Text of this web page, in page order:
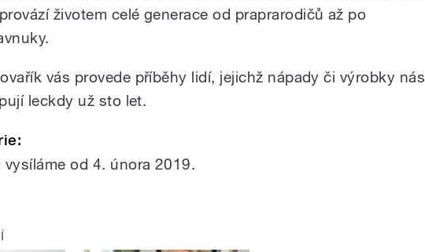
životem celé generace od praprarodičů až po
vás provede příběhy lidí, jejichž nápady či výrobky nás
leckdy už sto let.
vysíláme od 4. února 2019.